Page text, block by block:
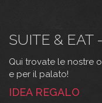
SUITE & EAT
Qui trovate le nostre
e per il palato!
IDEA REGALO